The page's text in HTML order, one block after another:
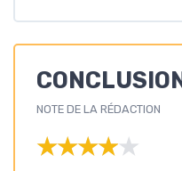
NOTE DE LA RÉDACTION
★★★★★
★★★★★